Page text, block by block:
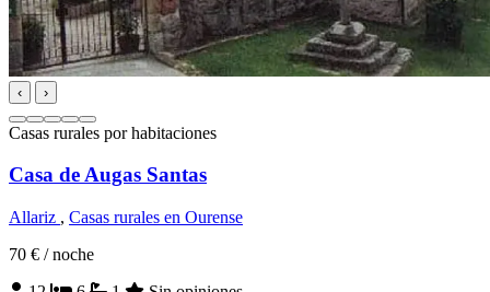
‹ ›
Casas rurales por habitaciones
Casa de Augas Santas
Allariz , Casas rurales en Ourense
70 € / noche